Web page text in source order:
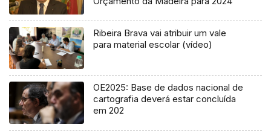
Ribeira Brava vai atribuir um vale
para material escolar (vídeo)
OE2025: Base de dados nacional de
cartografia deverá estar concluída
em 202